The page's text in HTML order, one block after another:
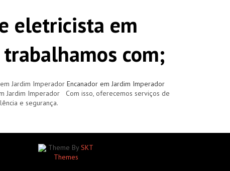
eletricista em
com;
Jardim Imperador Encanador em Jardim Imperador
Jardim Imperador Com isso, oferecemos serviços de
e segurança.
Theme By SKT
Themes